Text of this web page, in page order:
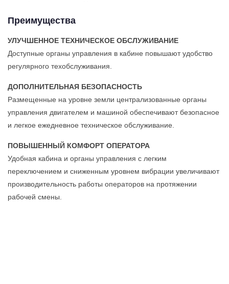
Преимущества
УЛУЧШЕННОЕ ТЕХНИЧЕСКОЕ ОБСЛУЖИВАНИЕ
Доступные органы управления в кабине повышают удобство
регулярного техобслуживания.
ДОПОЛНИТЕЛЬНАЯ БЕЗОПАСНОСТЬ
Размещенные на уровне земли централизованные органы
управления двигателем и машиной обеспечивают безопасное
и легкое ежедневное техническое обслуживание.
ПОВЫШЕННЫЙ КОМФОРТ ОПЕРАТОРА
Удобная кабина и органы управления с легким
переключением и сниженным уровнем вибрации увеличивают
производительность работы операторов на протяжении
рабочей смены.